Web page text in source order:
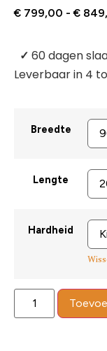
€ 799,00 - €
✓ 60 dagen
Leverbaar in 4
Breedte
Lengte
Hardheid